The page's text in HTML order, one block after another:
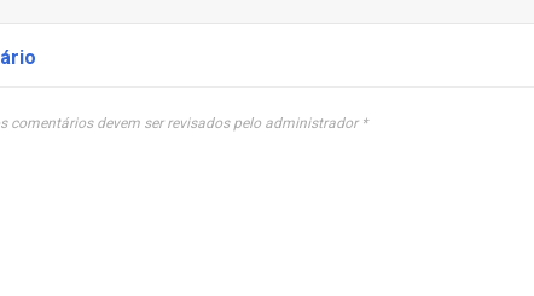
comentários devem ser revisados pelo administrador *